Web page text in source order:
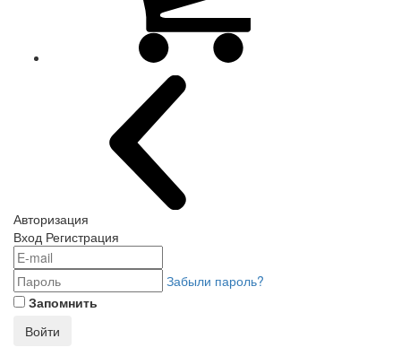
Авторизация
Вход Регистрация
Забыли пароль?
Запомнить
Войти